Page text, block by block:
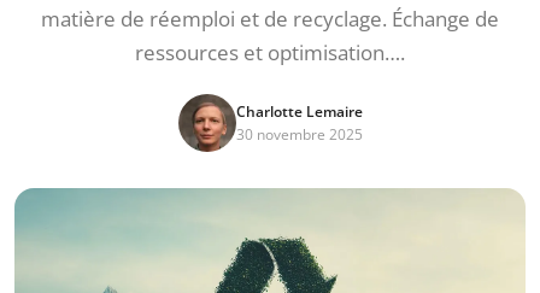
matière de réemploi et de recyclage. Échange de
ressources et optimisation….
Charlotte Lemaire
30 novembre 2025